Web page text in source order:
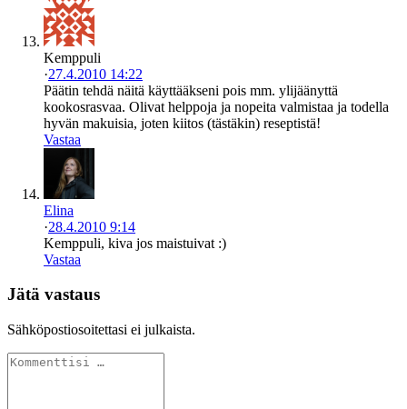
Kemppuli
·27.4.2010 14:22
Päätin tehdä näitä käyttääkseni pois mm. ylijäänyttä
kookosrasvaa. Olivat helppoja ja nopeita valmistaa ja todella
hyvän makuisia, joten kiitos (tästäkin) reseptistä!
Vastaa
Elina
·28.4.2010 9:14
Kemppuli, kiva jos maistuivat :)
Vastaa
Jätä vastaus
Sähköpostiosoitettasi ei julkaista.